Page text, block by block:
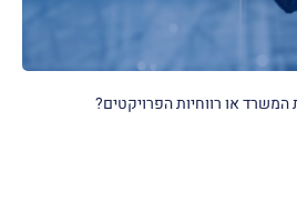
המשרד או רווחיות הפרויקטים?